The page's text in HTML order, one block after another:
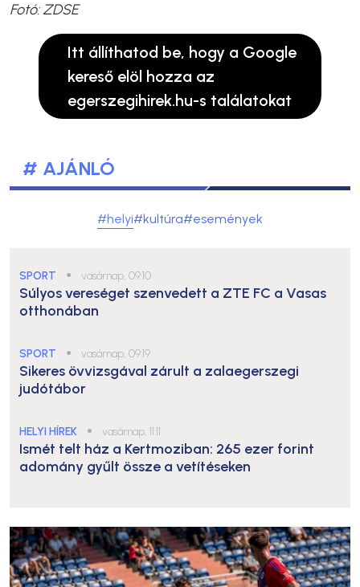
Fotó: ZDSE
Itt állíthatod be, hogy a Google
kereső elöl hozza az
egerszegihirek.hu-s találatokat
# AJÁNLÓ
#helyi#kultúra#események
SPORT ● vasárnap, 09:10
Súlyos vereséget szenvedett a ZTE FC a Vasas
otthonában
SPORT ● vasárnap, 09:19
Sikeres övvizsgával zárult a zalaegerszegi
judótábor
HELYI HÍREK ● vasárnap, 11:11
Ismét telt ház a Kertmoziban: 265 ezer forint
adomány gyűlt össze a vetítéseken